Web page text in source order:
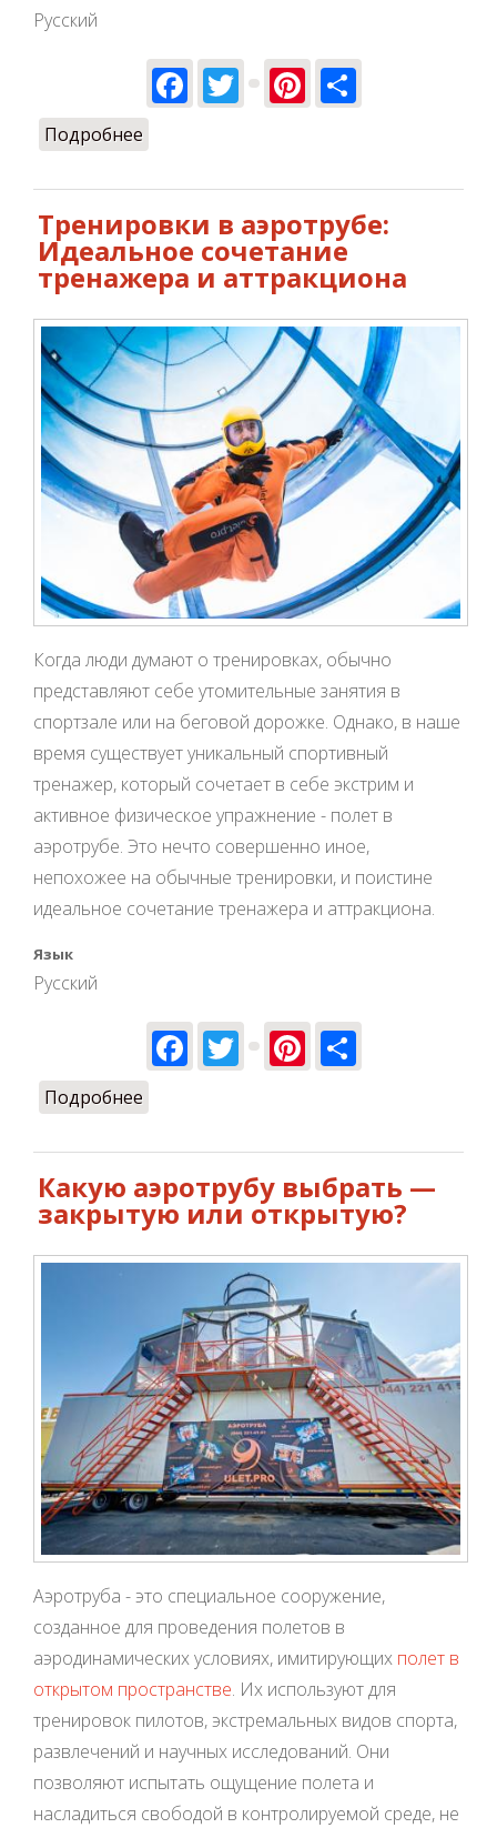
Русский
Facebook
TwitterPinterest
Подробнее
Независимости
Тренировки в аэротрубе:
Идеальное сочетание
тренажера и аттракциона
Когда люди думают о тренировках, обычно
представляют себе утомительные занятия в
спортзале или на беговой дорожке. Однако, в наше
время существует уникальный спортивный
тренажер, который сочетает в себе экстрим и
активное физическое упражнение - полет в
аэротрубе. Это нечто совершенно иное,
непохожее на обычные тренировки, и поистине
идеальное сочетание тренажера и аттракциона.
Язык
Русский
Facebook
TwitterPinterest
Подробнее
Какую аэротрубу выбрать —
закрытую или открытую?
Аэротруба - это специальное сооружение,
созданное для проведения полетов в
аэродинамических условиях, имитирующих полет в
открытом пространстве. Их используют для
тренировок пилотов, экстремальных видов спорта,
развлечений и научных исследований. Они
позволяют испытать ощущение полета и
насладиться свободой в контролируемой среде, не